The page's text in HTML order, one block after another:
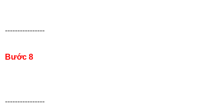
----------------
Bước 8
----------------